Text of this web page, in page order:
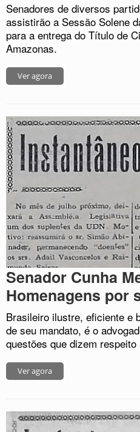
Senadores de diversos
assistirão a Sessão Solene
para a entrega do Título de
Amazonas.
Ver agora
Senador Cunha
Homenagens por
Brasileiro ilustre, eficiente e
de seu mandato, é o
questões que dizem
Ver agora